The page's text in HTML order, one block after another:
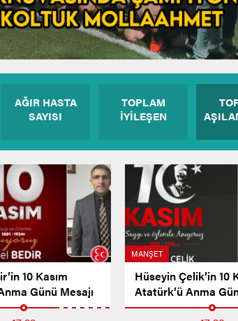
AĞIR HASTA
SAYISI
TOPLAM
İYİLEŞEN
10 Kasım
Günü Mesajı
MANŞET
Hüseyin Çelik’in 10
Atatürk’ü Anma